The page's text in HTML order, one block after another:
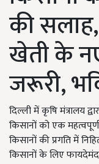
की
खेती के
जरूरी,
दिल्ली में कृषि मंत्रालय
किसानों को एक
किसानों की प्रगति में
किसानों के लिए फायदेमंद